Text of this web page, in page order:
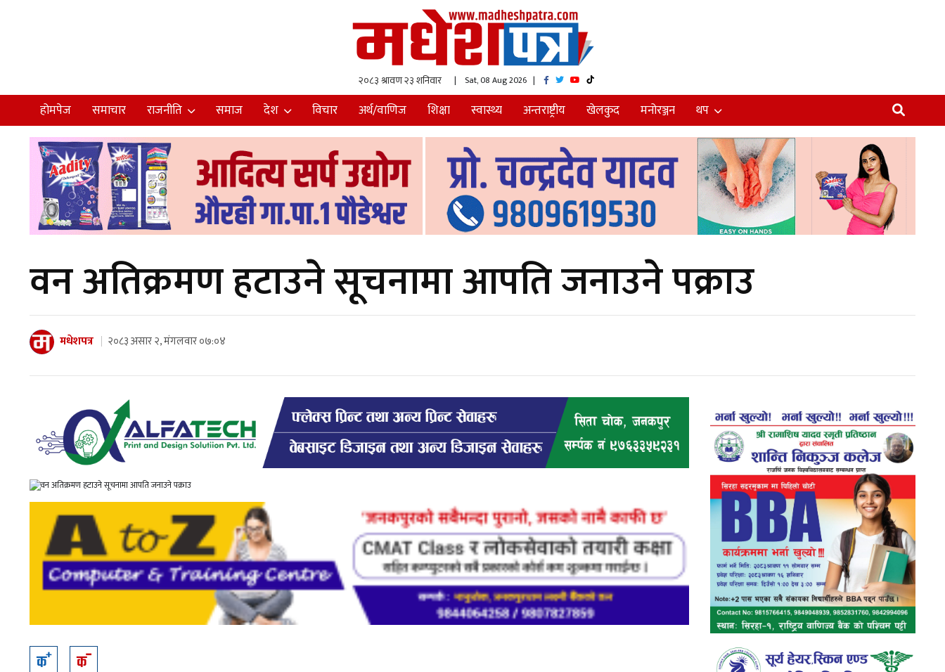
| Sat, 08 Aug 2026 |
होमपेज समाचार राजनीति समाज देश विचार अर्थ/वाणिज शिक्षा स्वास्थ्य अन्तराष्ट्रीय खेलकुद मनोरञ्जन थप
वन अतिक्रमण हटाउने सूचनामा आपति जनाउने पक्राउ
मधेशपत्र २०८३ असार २, मंगलवार ०७:०४